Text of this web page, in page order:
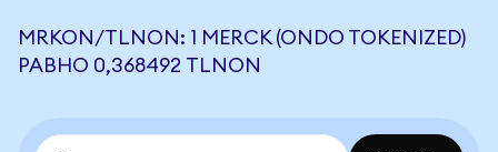
MRKON/TLNON: 1 MERCK (ONDO TOKENIZED)
РАВНО 0,368492 TLNON